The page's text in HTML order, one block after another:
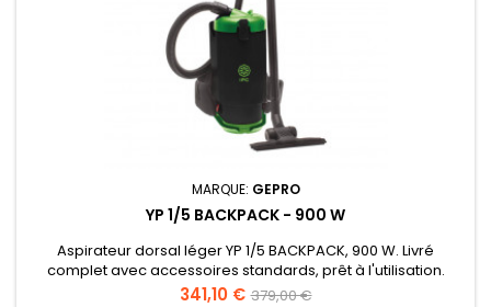
MARQUE: GEPRO
YP 1/5 BACKPACK - 900 W
Aspirateur dorsal léger YP 1/5 BACKPACK, 900 W. Livré
complet avec accessoires standards, prêt à l'utilisation.
Prix
341,10 € Prix
379,00 €